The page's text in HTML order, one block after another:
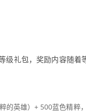
礼包，奖励内容随着
的英雄）+ 500蓝色精粹